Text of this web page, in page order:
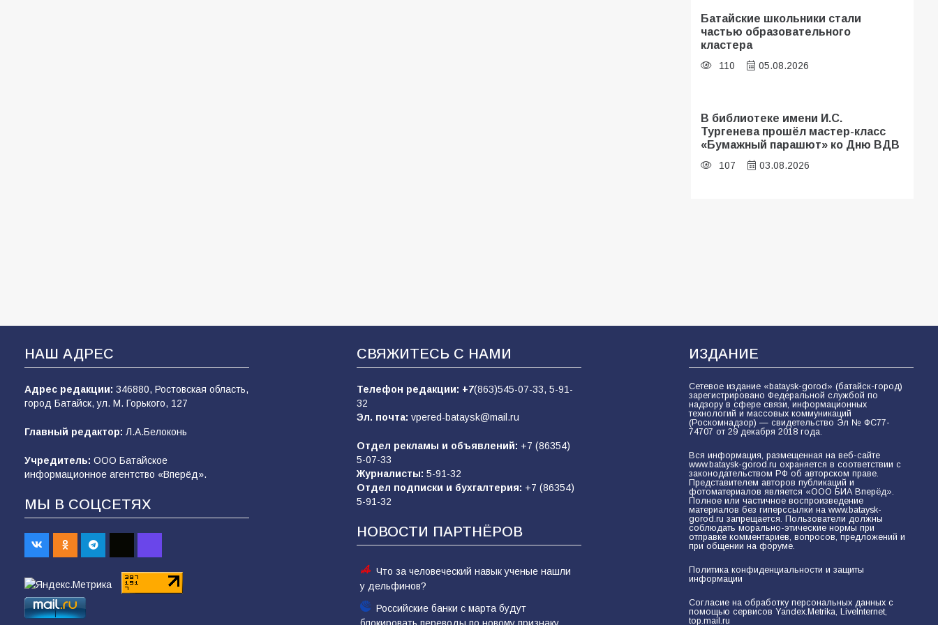
Батайские школьники стали
частью образовательного
кластера
110 05.08.2026
В библиотеке имени И.С.
Тургенева прошёл мастер-класс
«Бумажный парашют» ко Дню ВДВ
107 03.08.2026
100
Будет ли мобилизация в России в
2026 году после выборов: в
Госдуме дали ответ
95
«Пургу нести — не поля
переходить»: почему заявления о
мобилизации — это
пропагандистский вброс
85 01.08.2026
«Слухами Москву не возьмёшь»:
почему заявления Киева о
НАШ АДРЕС
Адрес редакции: 346880, Ростовская область,
город Батайск, ул. М. Горького, 127
Главный редактор: Л.А.Белоконь
Учредитель: ООО Батайское
информационное агентство «Вперёд».
МЫ В СОЦСЕТЯХ
СВЯЖИТЕСЬ С НАМИ
Телефон редакции: +7(863)545-07-33, 5-91-
32
Эл. почта: vpered-bataysk@mail.ru
Отдел рекламы и объявлений: +7 (86354)
5-07-33
Журналисты: 5-91-32
Отдел подписки и бухгалтерия: +7 (86354)
5-91-32
НОВОСТИ ПАРТНЁРОВ
Что за человеческий навык ученые нашли
у дельфинов?
Российские банки с марта будут
ИЗДАНИЕ
Сетевое издание «bataysk-gorod» (батайск-город)
зарегистрировано Федеральной службой по
надзору в сфере связи, информационных
технологий и массовых коммуникаций
(Роскомнадзор) — свидетельство Эл № ФС77-
74707 от 29 декабря 2018 года.
Вся информация, размещенная на веб-сайте
www.bataysk-gorod.ru охраняется в соответствии с
законодательством РФ об авторском праве.
Представителем авторов публикаций и
фотоматериалов является «ООО БИА Вперёд».
Полное или частичное воспроизведение
материалов без гиперссылки на www.bataysk-
gorod.ru запрещается. Пользователи должны
соблюдать морально-этические нормы при
отправке комментариев, вопросов, предложений и
при общении на форуме.
Политика конфиденциальности и защиты
информации
Согласие на обработку персональных данных с
помощью сервисов Yandex.Metrika, LiveInternet,
top.mail.ru